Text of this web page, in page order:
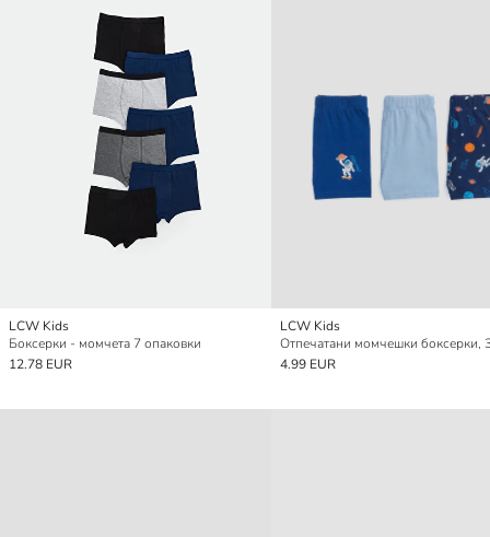
LCW Kids
Боксерки - момчета 7 опаковки
12.78 EUR
LCW Kids
4.99 EUR